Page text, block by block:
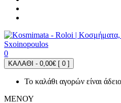
0
ΚΑΛΑΘΙ - 0,00€ [ 0 ]
Το καλάθι αγορών είναι
ΜΕΝΟΥ